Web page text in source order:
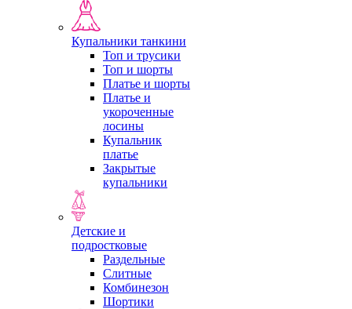
Купальники танкини
Топ и трусики
Топ и шорты
Платье и шорты
Платье и
укороченные
лосины
Купальник
платье
Закрытые
купальники
Детские и
подростковые
Раздельные
Слитные
Комбинезон
Шортики